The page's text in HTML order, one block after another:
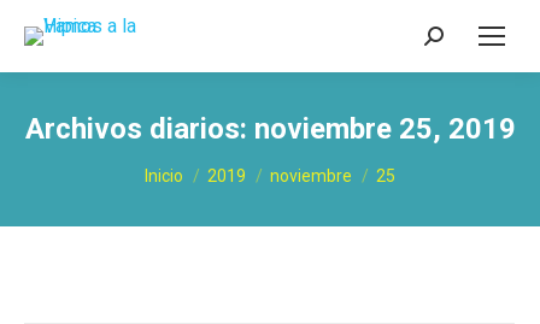
Buscar:
Archivos diarios: noviembre 25, 2019
Estás aquí:
Inicio 2019 noviembre 25